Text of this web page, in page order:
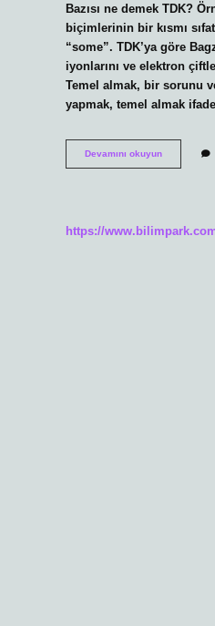
Bazısı ne demek TDK?
biçimlerinin bir kısmı
“some”. TDK’ya göre
iyonlarını ve elektron
Temel almak, bir sorunu
yapmak, temel almak
Devamını okuyunBazısı
Ne
https://